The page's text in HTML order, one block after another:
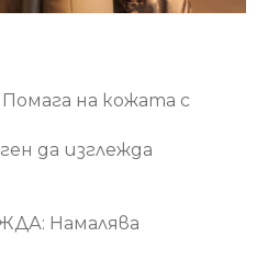
Помага на кожата с
да изглежда
Намалява